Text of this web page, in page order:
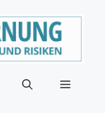
Menü